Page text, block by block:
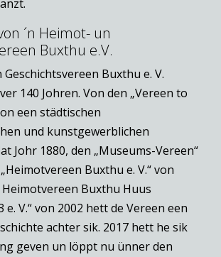
´n Heimot- un
Buxthu e.V.
Buxthu e. V.
140 Johren. Von den „Vereen to
een städtischen
und kunstgewerblichen
Johr 1880, den „Museums-Vereen“
Buxthu e. V.“ von
Heimotvereen Buxthu Huus
V.“ von 2002 hett de Vereen een
achter sik. 2017 hett he sik
geven un löppt nu ünner den